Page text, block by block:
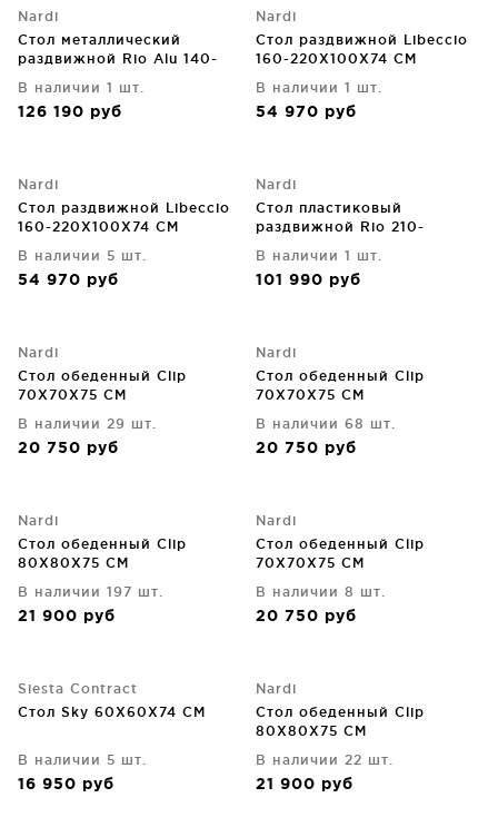
Nardi
Стол металлический
раздвижной Rio Alu 140-
В наличии 1 шт.
126 190 руб
Nardi
Стол раздвижной Libeccio
160-220X100X74 CM
В наличии 1 шт.
54 970 руб
Nardi
Стол раздвижной Libeccio
160-220X100X74 CM
В наличии 5 шт.
54 970 руб
Nardi
Стол пластиковый
раздвижной Rio 210-
В наличии 1 шт.
101 990 руб
Nardi
Стол обеденный Clip
70X70X75 CM
В наличии 29 шт.
20 750 руб
Nardi
Стол обеденный Clip
70X70X75 CM
В наличии 68 шт.
20 750 руб
Nardi
Стол обеденный Clip
80X80X75 CM
В наличии 197 шт.
21 900 руб
Nardi
Стол обеденный Clip
70X70X75 CM
В наличии 8 шт.
20 750 руб
Siesta Contract
Стол Sky 60X60X74 CM
В наличии 5 шт.
16 950 руб
Nardi
Стол обеденный Clip
80X80X75 CM
В наличии 22 шт.
21 900 руб